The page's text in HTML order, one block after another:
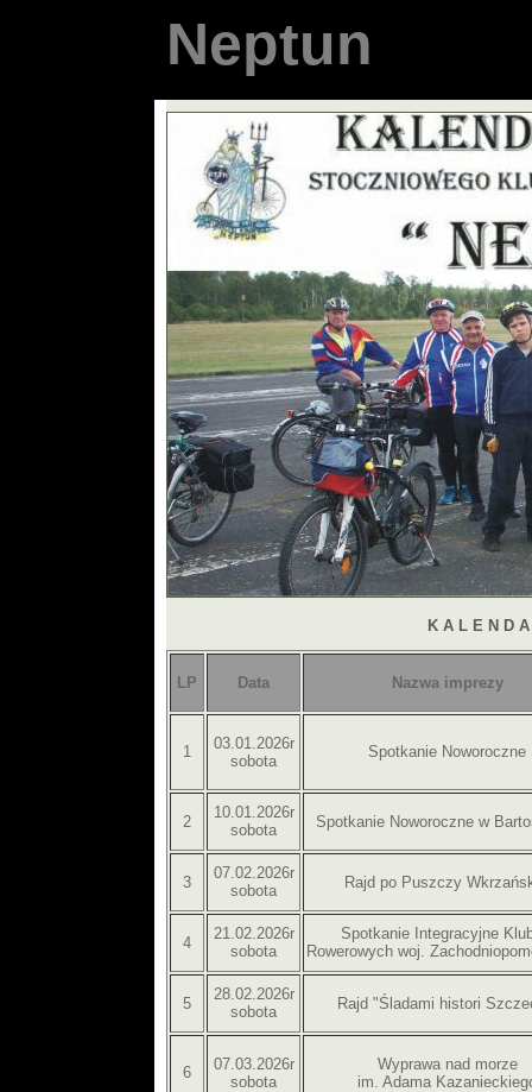
N e p t u n
K A L E N D
LP Data Nazwa imprezy
1
03.01.2026r
sobota
Spotkanie Noworoczne
2
10.01.2026r
sobota
Spotkanie Noworoczne w
3
07.02.2026r
sobota
Rajd po Puszczy
4
21.02.2026r
sobota
Spotkanie Integracyjne
Rowerowych woj.
5
28.02.2026r
sobota
Rajd "Śladami histori
6
07.03.2026r
sobota
Wyprawa nad morze
im. Adama